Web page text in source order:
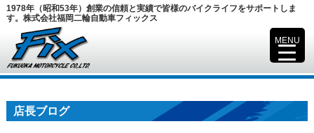
1978年（昭和53年）創業の信頼と実績で皆様のバイクライフをサポートしま
す。株式会社福岡二輪自動車フィックス
店長ブログ
MENU
▼